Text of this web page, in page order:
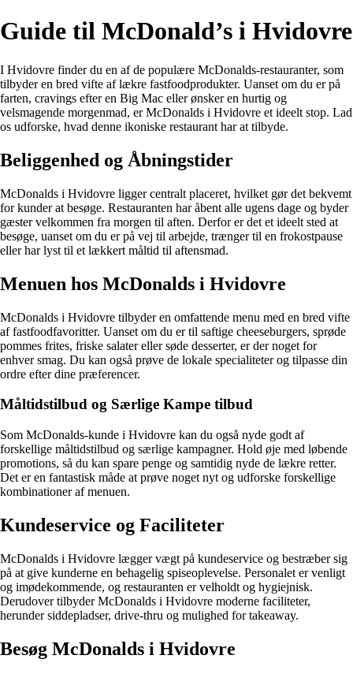
Guide til McDonald’s i Hvidovre
I Hvidovre finder du en af de populære McDonalds-restauranter, som
tilbyder en bred vifte af lækre fastfoodprodukter. Uanset om du er på
farten, cravings efter en Big Mac eller ønsker en hurtig og
velsmagende morgenmad, er McDonalds i Hvidovre et ideelt stop. Lad
os udforske, hvad denne ikoniske restaurant har at tilbyde.
Beliggenhed og Åbningstider
McDonalds i Hvidovre ligger centralt placeret, hvilket gør det bekvemt
for kunder at besøge. Restauranten har åbent alle ugens dage og byder
gæster velkommen fra morgen til aften. Derfor er det et ideelt sted at
besøge, uanset om du er på vej til arbejde, trænger til en frokostpause
eller har lyst til et lækkert måltid til aftensmad.
Menuen hos McDonalds i Hvidovre
McDonalds i Hvidovre tilbyder en omfattende menu med en bred vifte
af fastfoodfavoritter. Uanset om du er til saftige cheeseburgers, sprøde
pommes frites, friske salater eller søde desserter, er der noget for
enhver smag. Du kan også prøve de lokale specialiteter og tilpasse din
ordre efter dine præferencer.
Måltidstilbud og Særlige Kampe tilbud
Som McDonalds-kunde i Hvidovre kan du også nyde godt af
forskellige måltidstilbud og særlige kampagner. Hold øje med løbende
promotions, så du kan spare penge og samtidig nyde de lækre retter.
Det er en fantastisk måde at prøve noget nyt og udforske forskellige
kombinationer af menuen.
Kundeservice og Faciliteter
McDonalds i Hvidovre lægger vægt på kundeservice og bestræber sig
på at give kunderne en behagelig spiseoplevelse. Personalet er venligt
og imødekommende, og restauranten er velholdt og hygiejnisk.
Derudover tilbyder McDonalds i Hvidovre moderne faciliteter,
herunder siddepladser, drive-thru og mulighed for takeaway.
Besøg McDonalds i Hvidovre